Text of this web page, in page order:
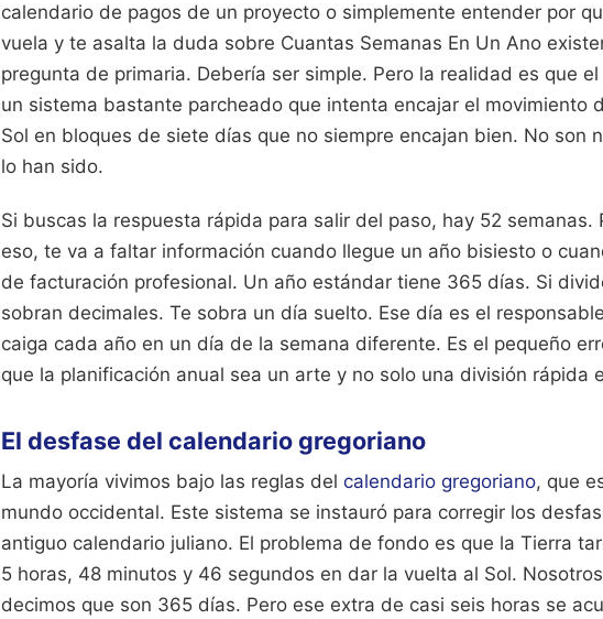
calendario de pagos de un proyecto o simplemente entender por
vuela y te asalta la duda sobre Cuantas Semanas En Un Ano
pregunta de primaria. Debería ser simple. Pero la realidad es que
un sistema bastante parcheado que intenta encajar el movimiento
Sol en bloques de siete días que no siempre encajan bien. No son
lo han sido.
Si buscas la respuesta rápida para salir del paso, hay 52 semanas.
eso, te va a faltar información cuando llegue un año bisiesto o
de facturación profesional. Un año estándar tiene 365 días. Si
sobran decimales. Te sobra un día suelto. Ese día es el
caiga cada año en un día de la semana diferente. Es el pequeño
que la planificación anual sea un arte y no solo una división rápida
El desfase del calendario gregoriano
La mayoría vivimos bajo las reglas del calendario gregoriano, que
mundo occidental. Este sistema se instauró para corregir los
antiguo calendario juliano. El problema de fondo es que la Tierra
5 horas, 48 minutos y 46 segundos en dar la vuelta al Sol.
decimos que son 365 días. Pero ese extra de casi seis horas se